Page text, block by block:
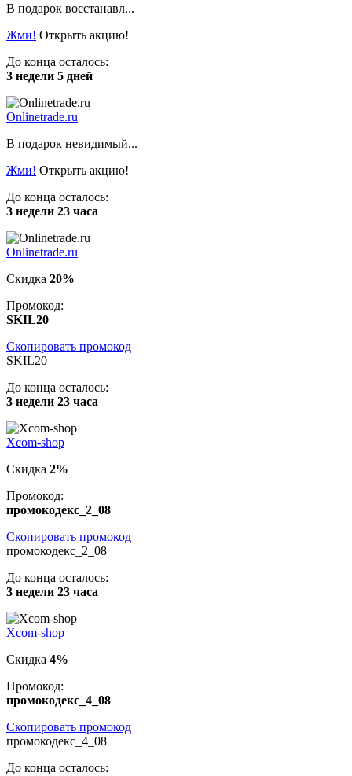
В подарок восстанавл...
Жми! Открыть акцию!
До конца осталось:
3 недели 5 дней
Onlinetrade.ru
В подарок невидимый...
Жми! Открыть акцию!
До конца осталось:
3 недели 23 часа
Onlinetrade.ru
Скидка 20%
Промокод:
SKIL20
Скопировать промокод
SKIL20
До конца осталось:
3 недели 23 часа
Xcom-shop
Скидка 2%
Промокод:
промокодекс_2_08
Скопировать промокод
промокодекс_2_08
До конца осталось:
3 недели 23 часа
Xcom-shop
Скидка 4%
Промокод:
промокодекс_4_08
Скопировать промокод
промокодекс_4_08
До конца осталось: